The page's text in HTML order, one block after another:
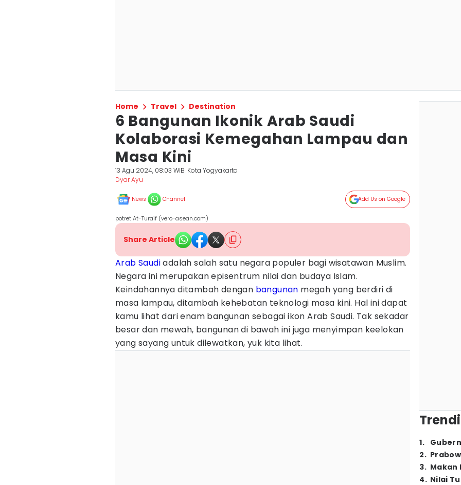
Home Travel Destination
6 Bangunan Ikonik Arab Saudi
Kolaborasi Kemegahan Lampau dan
Masa Kini
13 Agu 2024, 08:03 WIB Kota Yogyakarta
Dyar Ayu
News Channel Add Us on Google
potret At-Turaif (vero-asean.com)
Share Article
Arab Saudiadalah salah satu negara populer bagi wisatawan Muslim.
Negara ini merupakan episentrum nilai dan budaya Islam.
Keindahannya ditambah dengan bangunan megah yang berdiri di
masa lampau, ditambah kehebatan teknologi masa kini. Hal ini dapat
kamu lihat dari enam bangunan sebagai ikon Arab Saudi. Tak sekadar
besar dan mewah, bangunan di bawah ini juga menyimpan keelokan
yang sayang untuk dilewatkan, yuk kita lihat.
1.
2.
3. Makan
4. Nilai